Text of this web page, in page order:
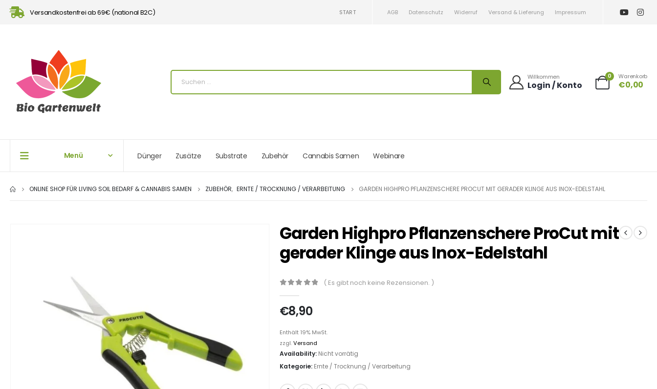
Versandkostenfrei ab 69€ (national B2C) START AGB Datenschutz Widerruf Versand & Lieferung Impressum
Willkommen
Login / Konto
0 Warenkorb
€0,00
Menü Dünger Zusätze Substrate Zubehör Cannabis Samen Webinare
ONLINE SHOP FÜR LIVING SOIL BEDARF & CANNABIS SAMEN ZUBEHÖR, ERNTE / TROCKNUNG / VERARBEITUNG GARDEN HIGHPRO PFLANZENSCHERE PROCUT MIT GERADER KLINGE AUS INOX-EDELSTAHL
Garden Highpro Pflanzenschere ProCut mit
gerader Klinge aus Inox-Edelstahl
( Es gibt noch keine Rezensionen. )
€8,90
Enthält 19% MwSt.
zzgl.Versand
Availability: Nicht vorrätig
Kategorie: Ernte / Trocknung / Verarbeitung